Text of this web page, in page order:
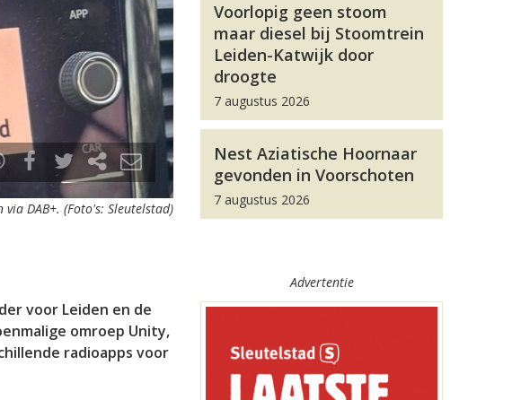
DAB+. (Foto's: Sleutelstad)
voor Leiden en de
omroep Unity,
radioapps voor
Voorlopig geen stoom
maar diesel bij Stoomtrein
Leiden-Katwijk door
droogte
7 augustus 2026
Nest Aziatische Hoornaar
gevonden in Voorschoten
7 augustus 2026
Advertentie